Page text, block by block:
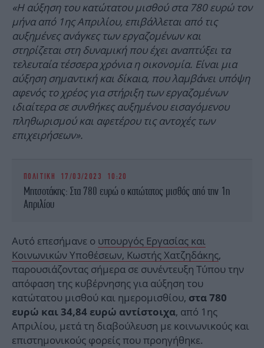
«Η αύξηση του κατώτατου μισθού στα 780 ευρώ τον
μήνα από 1ης Απριλίου, επιβάλλεται από τις
αυξημένες ανάγκες των εργαζομένων και
στηρίζεται στη δυναμική που έχει αναπτύξει τα
τελευταία τέσσερα χρόνια η οικονομία. Είναι μια
αύξηση σημαντική και δίκαια, που λαμβάνει υπόψη
αφενός το χρέος για στήριξη των εργαζομένων
ιδιαίτερα σε συνθήκες αυξημένου εισαγόμενου
πληθωρισμού και αφετέρου τις αντοχές των
επιχειρήσεων».
ΠΟΛΙΤΙΚΗ 17/03/2023 10:20
Μητσοτάκης: Στα 780 ευρώ ο κατώτατος μισθός από την 1η
Απριλίου
Αυτό επεσήμανε ο υπουργός Εργασίας και
Κοινωνικών Υποθέσεων, Κωστής Χατζηδάκης,
παρουσιάζοντας σήμερα σε συνέντευξη Τύπου την
απόφαση της κυβέρνησης για αύξηση του
κατώτατου μισθού και ημερομισθίου, στα 780
ευρώ και 34,84 ευρώ αντίστοιχα, από 1ης
Απριλίου, μετά τη διαβούλευση με κοινωνικούς και
επιστημονικούς φορείς που προηγήθηκε.